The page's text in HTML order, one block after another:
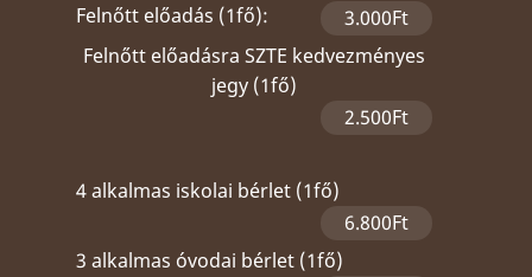
Felnőtt előadás (1fő):
3.000Ft
Felnőtt előadásra SZTE kedvezményes
jegy (1fő)
2.500Ft
4 alkalmas iskolai bérlet (1fő)
6.800Ft
3 alkalmas óvodai bérlet (1fő)